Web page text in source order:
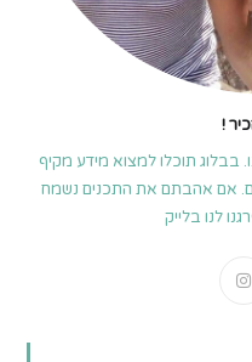
!
בבלוג תוכלו למצוא מידע מקיף
אם אהבתם את התכנים נשמח
לנו בלייק